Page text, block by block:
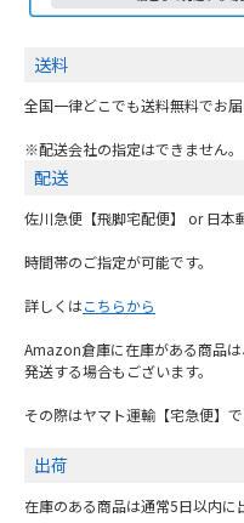
送料
全国一律どこでも送料無料でお届
※配送会社の指定はできません。
配送
佐川急便【飛脚宅配便】 or 日本
時間帯のご指定が可能です。
詳しくはこちらから
Amazon倉庫に在庫がある商品
発送する場合もございます。
その際はヤマト運輸【宅急便】で
出荷
在庫のある商品は通常5日以内に